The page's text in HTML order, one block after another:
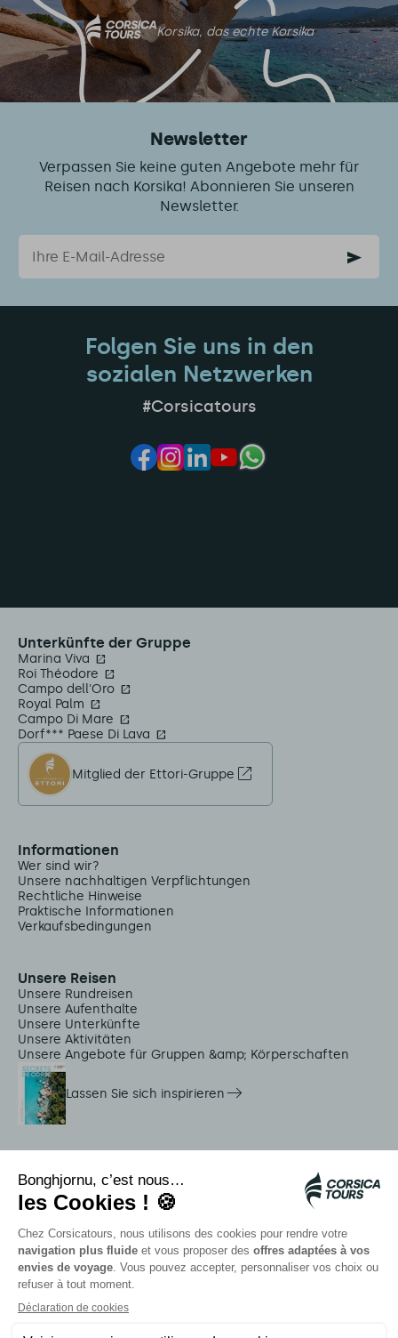
Korsika, das echte Korsika
Newsletter
Verpassen Sie keine guten Angebote mehr für
Reisen nach Korsika! Abonnieren Sie unseren
Newsletter.
Email
Folgen Sie uns in den
sozialen Netzwerken
#Corsicatours
Unterkünfte der Gruppe
Marina Viva
Roi Théodore
Campo dell'Oro
Royal Palm
Campo Di Mare
Dorf*** Paese Di Lava
Mitglied der Ettori-Gruppe
Informationen
Wer sind wir?
Unsere nachhaltigen Verpflichtungen
Rechtliche Hinweise
Praktische Informationen
Verkaufsbedingungen
Unsere Reisen
Unsere Rundreisen
Unsere Aufenthalte
Unsere Unterkünfte
Unsere Aktivitäten
Unsere Angebote für Gruppen &amp; Körperschaften
Lassen Sie sich inspirieren
Citadina Shuttles
Quallenalarm
Autocars rapides bleus
Kontaktieren Sie unsere Berater